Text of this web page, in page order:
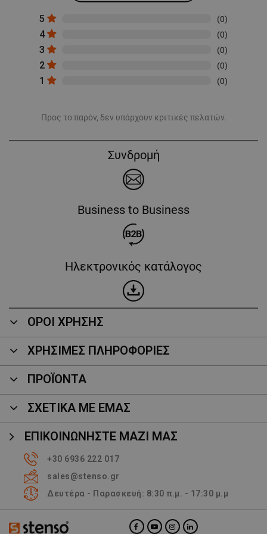
5 (0)
4 (0)
3 (0)
2 (0)
1 (0)
Προς το παρόν, δεν υπάρχουν κριτικές πελατών.
Συνδρομή
Business to Business
Ηλεκτρονικός κατάλογος
ΟΡΟΙ ΧΡΗΣΗΣ
ΧΡΗΣΙΜΕΣ ΠΛΗΡΟΦΟΡΙΕΣ
ΠΡΟΪΌΝΤΑ
ΣΧΕΤΙΚΑ ΜΕ ΕΜΑΣ
ΕΠΙΚΟΙΝΩΝΉΣΤΕ ΜΑΖΊ ΜΑΣ
+30 6936 222 017
sales@stenso.gr
Δευτέρα - Παρασκευή: 8:30 π.μ. - 17:30 μ.μ